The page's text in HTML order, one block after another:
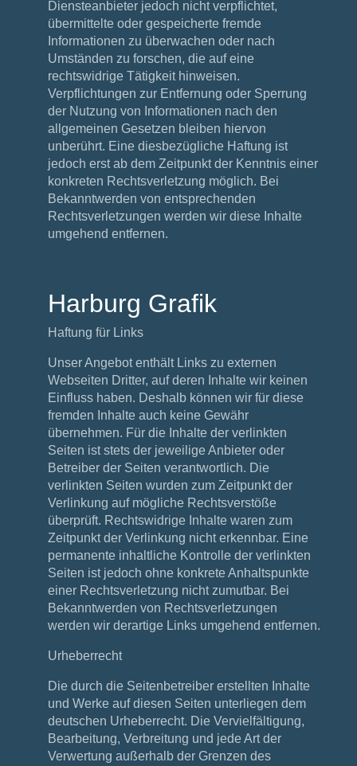
Diensteanbieter jedoch nicht verpflichtet,
übermittelte oder gespeicherte fremde
Informationen zu überwachen oder nach
Umständen zu forschen, die auf eine
rechtswidrige Tätigkeit hinweisen.
Verpflichtungen zur Entfernung oder Sperrung
der Nutzung von Informationen nach den
allgemeinen Gesetzen bleiben hiervon
unberührt. Eine diesbezügliche Haftung ist
jedoch erst ab dem Zeitpunkt der Kenntnis einer
konkreten Rechtsverletzung möglich. Bei
Bekanntwerden von entsprechenden
Rechtsverletzungen werden wir diese Inhalte
umgehend entfernen.
Harburg Grafik
Haftung für Links
Unser Angebot enthält Links zu externen
Webseiten Dritter, auf deren Inhalte wir keinen
Einfluss haben. Deshalb können wir für diese
fremden Inhalte auch keine Gewähr
übernehmen. Für die Inhalte der verlinkten
Seiten ist stets der jeweilige Anbieter oder
Betreiber der Seiten verantwortlich. Die
verlinkten Seiten wurden zum Zeitpunkt der
Verlinkung auf mögliche Rechtsverstöße
überprüft. Rechtswidrige Inhalte waren zum
Zeitpunkt der Verlinkung nicht erkennbar. Eine
permanente inhaltliche Kontrolle der verlinkten
Seiten ist jedoch ohne konkrete Anhaltspunkte
einer Rechtsverletzung nicht zumutbar. Bei
Bekanntwerden von Rechtsverletzungen
werden wir derartige Links umgehend entfernen.
Urheberrecht
Die durch die Seitenbetreiber erstellten Inhalte
und Werke auf diesen Seiten unterliegen dem
deutschen Urheberrecht. Die Vervielfältigung,
Bearbeitung, Verbreitung und jede Art der
Verwertung außerhalb der Grenzen des